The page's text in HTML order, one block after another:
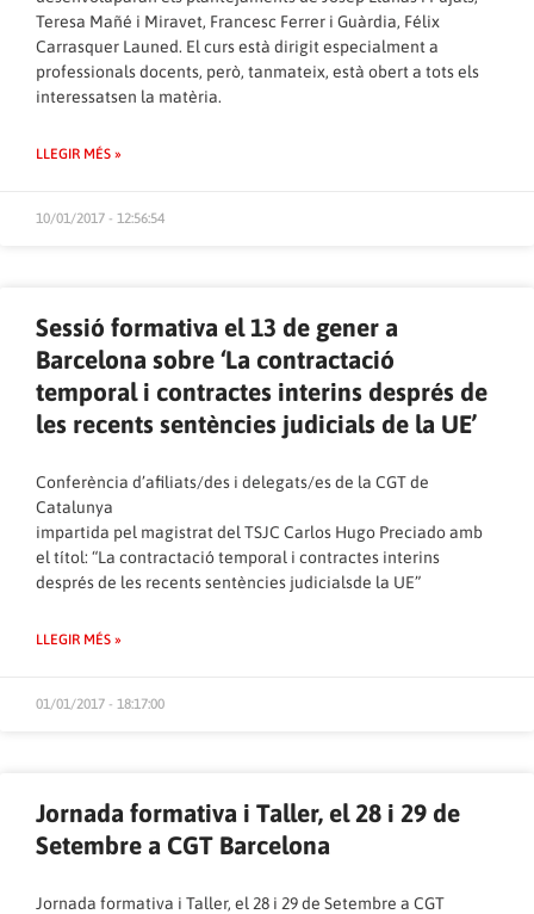
Teresa Mañé i Miravet, Francesc Ferrer i Guàrdia, Félix
Carrasquer Launed. El curs està dirigit especialment a
professionals docents, però, tanmateix, està obert a tots els
interessatsen la matèria.
LLEGIR MÉS »
10/01/2017 - 12:56:54
Sessió formativa el 13 de gener a
Barcelona sobre ‘La contractació
temporal i contractes interins després de
les recents sentències judicials de la UE’
Conferència d’afiliats/des i delegats/es de la CGT de
Catalunya
impartida pel magistrat del TSJC Carlos Hugo Preciado amb
el títol: “La contractació temporal i contractes interins
després de les recents sentències judicialsde la UE”
LLEGIR MÉS »
01/01/2017 - 18:17:00
Jornada formativa i Taller, el 28 i 29 de
Setembre a CGT Barcelona
Jornada formativa i Taller, el 28 i 29 de Setembre a CGT